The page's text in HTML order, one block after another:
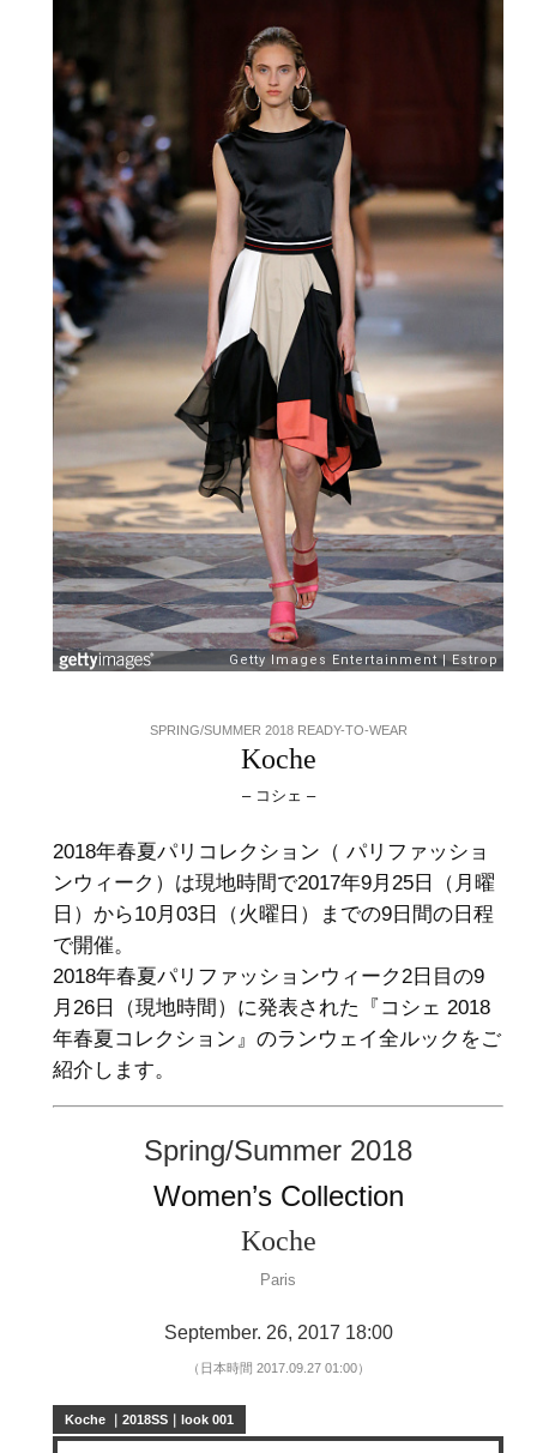
SPRING/SUMMER 2018 READY-TO-WEAR
Koche
– コシェ –
2018年春夏パリコレクション（ パリファッショ
ンウィーク）は現地時間で2017年9月25日（月曜
日）から10月03日（火曜日）までの9日間の日程
で開催。
2018年春夏パリファッションウィーク2日目の9
月26日（現地時間）に発表された『コシェ 2018
年春夏コレクション』のランウェイ全ルックをご
紹介します。
Spring/Summer 2018
Women’s Collection
Koche
Paris
September. 26, 2017 18:00
（日本時間 2017.09.27 01:00）
Koche ｜2018SS｜look 001